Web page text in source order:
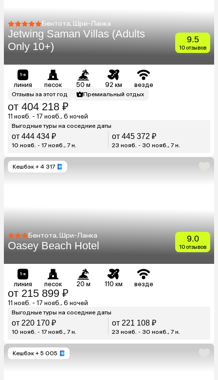
Бентота, Шри-Ланка
Jetwing Saman Villas (Adults
Only 10+)
9.5
10 отзывов
линия песок 50 м 92 км везде
Отзывы за этот год Премиальный отдых
от 404 218 ₽
11 нояб. - 17 нояб., 6 ночей
Выгодные туры на соседние даты
от 444 434 ₽
10 нояб. - 17 нояб., 7 н.
от 445 372 ₽
23 нояб. - 30 нояб., 7 н.
Кешбэк + 4 317
Бентота, Шри-Ланка
Oasey Beach Hotel
9.0
10 отзывов
линия песок 20 м 110 км везде
от 215 899 ₽
11 нояб. - 17 нояб., 6 ночей
Выгодные туры на соседние даты
от 220 170 ₽
10 нояб. - 17 нояб., 7 н.
от 221 108 ₽
23 нояб. - 30 нояб., 7 н.
Кешбэк + 5 005